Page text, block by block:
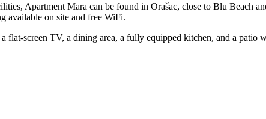
Apartment Mara can be found in Orašac, close to Blu Beach
available on site and free WiFi.
flat-screen TV, a dining area, a fully equipped kitchen, and a patio